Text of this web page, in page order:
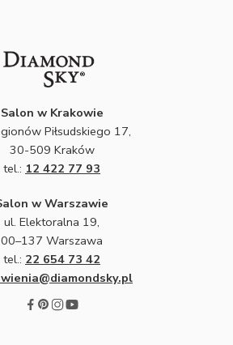
Salon w Krakowie
Piłsudskiego 17,
30-509 Kraków
tel.: 12 422 77 93
w Warszawie
ul. Elektoralna 19,
00–137 Warszawa
tel.: 22 654 73 42